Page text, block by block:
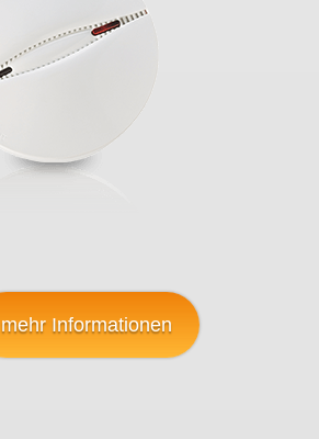
mehr Informationen